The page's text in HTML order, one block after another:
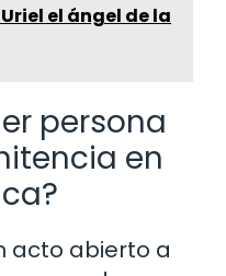
el ángel de la
persona
en
acto abierto a